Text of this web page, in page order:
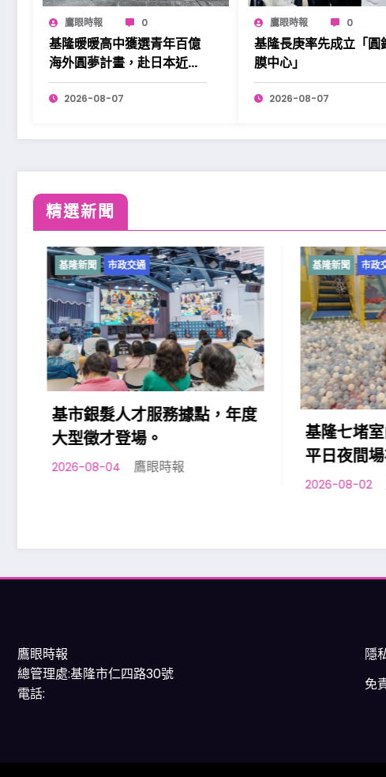
鷹眼時報 0
基隆暖暖高中獲選青年百億
海外圓夢計畫，赴日本近畿
展開學習。
2026-08-07
鷹眼時報 0
基隆長庚率先成立「圓
膜中心」
2026-08-07
精選新聞
基隆新聞 市政交通
基市銀髮人才服務據點，年度
大型徵才登場。
2026-08-04 鷹眼時報
基隆新聞 市政交通
基隆七堵室
平日夜間場
2026-08-02
鷹眼時報
總管理處:基隆市仁四路30號
電話:
隱
免